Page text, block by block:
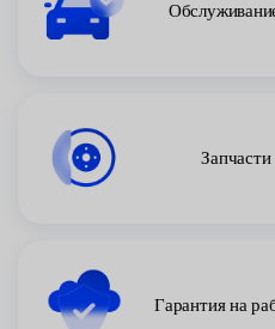
Запчасти
Гарантия на